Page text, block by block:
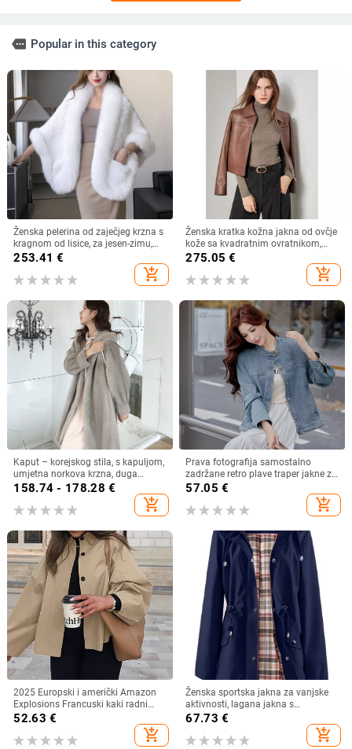
more Popular in this category
Ženska pelerina od zaječjeg krzna s
kragnom od lisice, za jesen-zimu,
topla i elegantna
253.41 €
add_shopping_cart
Ženska kratka kožna jakna od ovčje
kože sa kvadratnim ovratnikom,
casual stil – Jesen 2026
275.05 €
add_shopping_cart
Kaput – korejskog stila, s kapuljom,
umjetna norkova krzna, duga
duljina, zimski kaput
158.74 - 178.28 €
add_shopping_cart
Prava fotografija samostalno
zadržane retro plave traper jakne za
žene u jesen, široki i uski kratki
57.05 €
add_shopping_cart
2025 Europski i američki Amazon
Explosions Francuski kaki radni
kaput Proljeće 2025 Nova moda
52.63 €
add_shopping_cart
Ženska sportska jakna za vanjske
aktivnosti, lagana jakna s
kapuljačom (koja se može skinuti)
67.73 €
add_shopping_cart